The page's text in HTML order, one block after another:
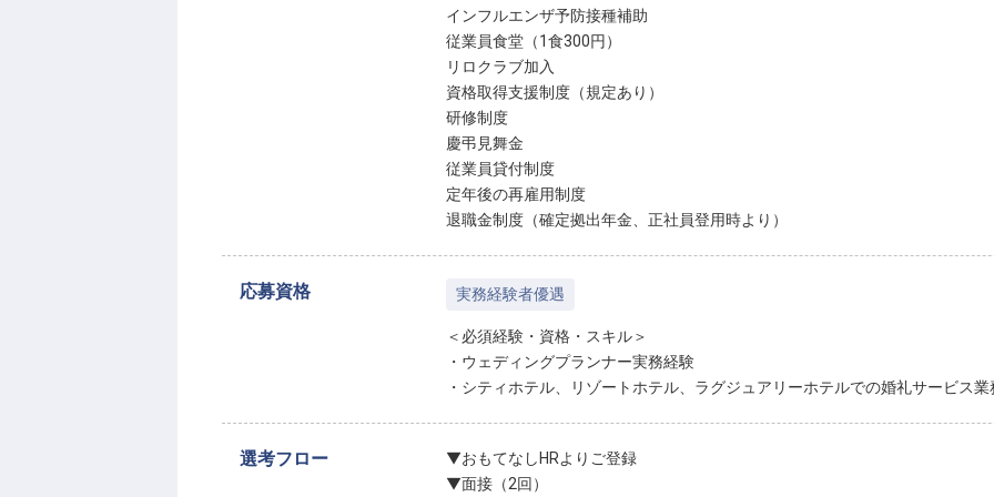
インフルエンザ予防接種補助
従業員食堂（1食300円）
リロクラブ加入
資格取得支援制度（規定あり）
研修制度
慶弔見舞金
従業員貸付制度
定年後の再雇用制度
退職金制度（確定拠出年金、正社員登用時より）
応募資格 実務経験者優遇
＜必須経験・資格・スキル＞
・ウェディングプランナー実務経験
・シティホテル、リゾートホテル、ラグジュアリーホテルでの婚礼サービス業
選考フロー
▼おもてなしHRよりご登録
▼面接（2回）